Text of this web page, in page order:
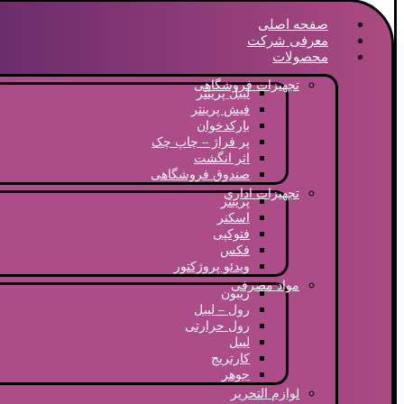
صفحه اصلی
معرفی شرکت
محصولات
تجهیزات فروشگاهی
لیبل پرینتر
فیش پرینتر
بارکدخوان
پر فراژ – چاپ چک
اثر انگشت
صندوق فروشگاهی
تجهیزات اداری
پرینتر
اسکنر
فتوکپی
فکس
ویدئو پروژکتور
مواد مصرفی
ریبون
رول – لیبل
رول حرارتی
لیبل
کارتریج
جوهر
لوازم التحریر